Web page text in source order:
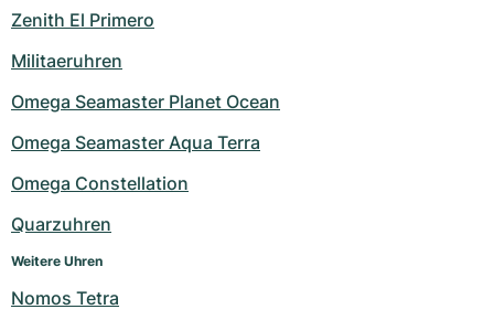
Zenith El Primero
Militaeruhren
Omega Seamaster Planet Ocean
Omega Seamaster Aqua Terra
Omega Constellation
Quarzuhren
Weitere Uhren
Nomos Tetra